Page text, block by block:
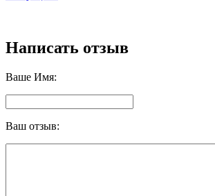
Написать отзыв
Ваше Имя:
Ваш отзыв: